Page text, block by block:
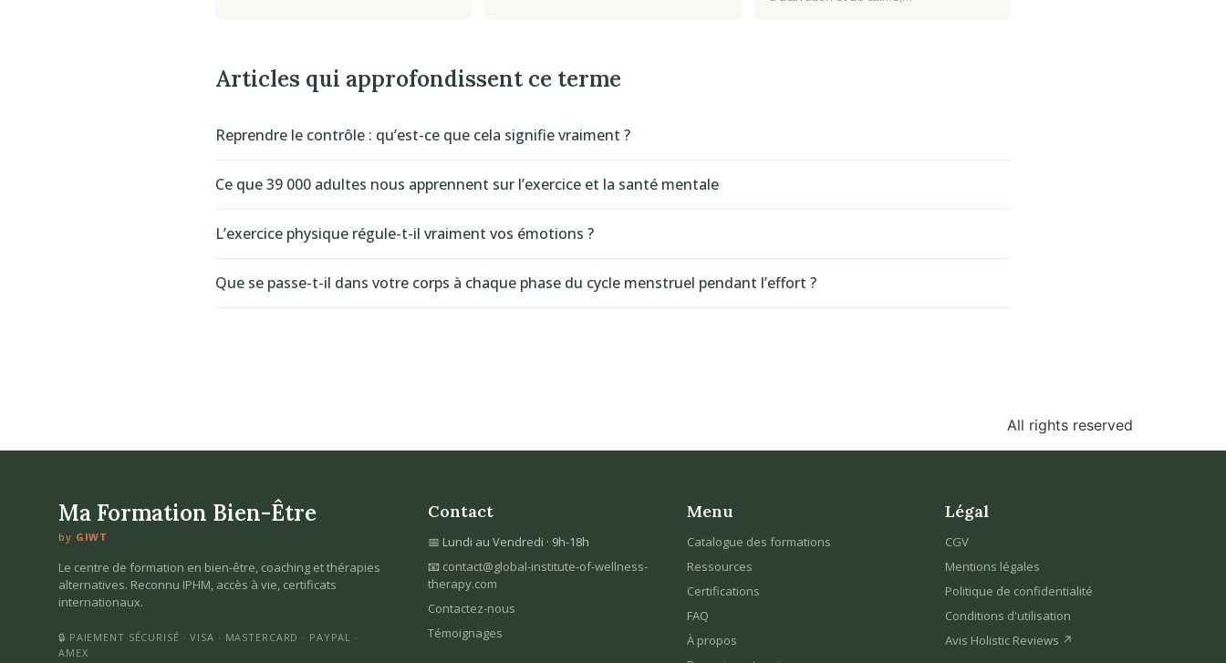
Articles qui approfondissent ce terme
Reprendre le contrôle : qu’est-ce que cela signifie vraiment ?
Ce que 39 000 adultes nous apprennent sur l’exercice et la santé mentale
L’exercice physique régule-t-il vraiment vos émotions ?
Que se passe-t-il dans votre corps à chaque phase du cycle menstruel pendant l’effort ?
All rights reserved
Ma Formation Bien-Être
by GIWT
Le centre de formation en bien-être, coaching et thérapies
alternatives. Reconnu IPHM, accès à vie, certificats
internationaux.
🔒 PAIEMENT SÉCURISÉ · VISA · MASTERCARD · PAYPAL ·
AMEX
Contact
📅 Lundi au Vendredi · 9h-18h
📧 contact@global-institute-of-wellness-
therapy.com
Contactez-nous
Témoignages
Menu
Catalogue des formations
Ressources
Certifications
FAQ
À propos
Légal
CGV
Mentions légales
Politique de confidentialité
Conditions d'utilisation
Avis Holistic Reviews ↗